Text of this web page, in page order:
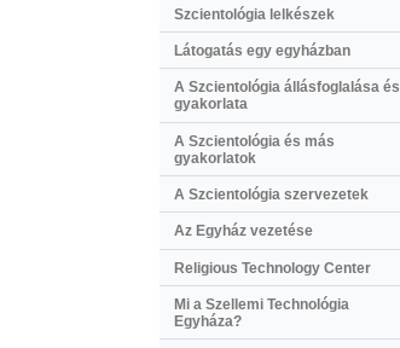
Szcientológia lelkészek
Látogatás egy egyházban
A Szcientológia állásfoglalása és
gyakorlata
A Szcientológia és más
gyakorlatok
A Szcientológia szervezetek
Az Egyház vezetése
Religious Technology Center
Mi a Szellemi Technológia
Egyháza?